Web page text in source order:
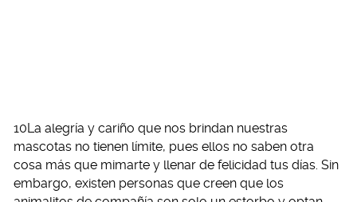
10La alegría y cariño que nos brindan nuestras
mascotas no tienen límite, pues ellos no saben otra
cosa más que mimarte y llenar de felicidad tus días. Sin
embargo, existen personas que creen que los